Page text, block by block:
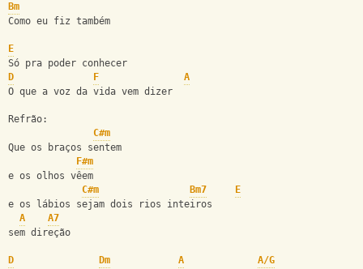
Bm
Como eu fiz também
E
Só pra poder conhecer
D
F
A
O que a voz da vida vem dizer
Refrão:
C#m
Que os braços sentem
F#m
e os olhos vêem
C#m
Bm7
E
e os lábios sejam dois rios inteiros
A
A7
sem direção
D Dm A A/G